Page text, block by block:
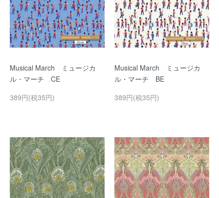
Musical March ミュージカ
ル・マーチ CE
389円(税35円)
Musical March ミュージカ
ル・マーチ BE
389円(税35円)